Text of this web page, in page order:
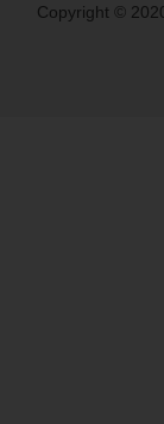
Copyright ©